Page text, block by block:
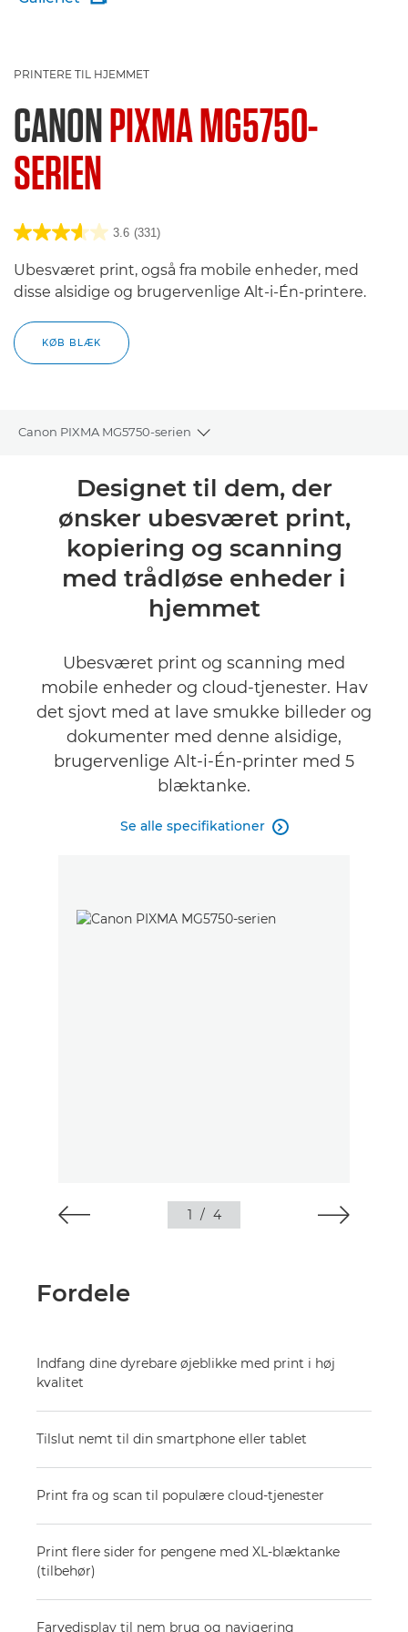
PRINTERE TIL HJEMMET
CANONPIXMA MG5750-
SERIEN
3.6 (331)
Ubesværet print, også fra mobile enheder, med
disse alsidige og brugervenlige Alt-i-Én-printere.
KØB BLÆK
Canon PIXMA MG5750-serien
Toggle breadcrumbs
Specifikationer
KØB BLÆK
Designet til dem, der
ønsker ubesværet print,
kopiering og scanning
med trådløse enheder i
hjemmet
Ubesværet print og scanning med
mobile enheder og cloud-tjenester. Hav
det sjovt med at lave smukke billeder og
dokumenter med denne alsidige,
brugervenlige Alt-i-Én-printer med 5
blæktanke.
Se alle specifikationer 
1 / 4
Fordele
Indfang dine dyrebare øjeblikke med print i høj
kvalitet
Tilslut nemt til din smartphone eller tablet
Print fra og scan til populære cloud-tjenester
Print flere sider for pengene med XL-blæktanke
(tilbehør)
Farvedisplay til nem brug og navigering